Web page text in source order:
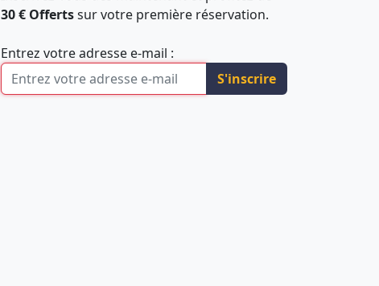
30 € Offertssur votre première réservation.
Entrez votre adresse e-mail :
S'inscrire